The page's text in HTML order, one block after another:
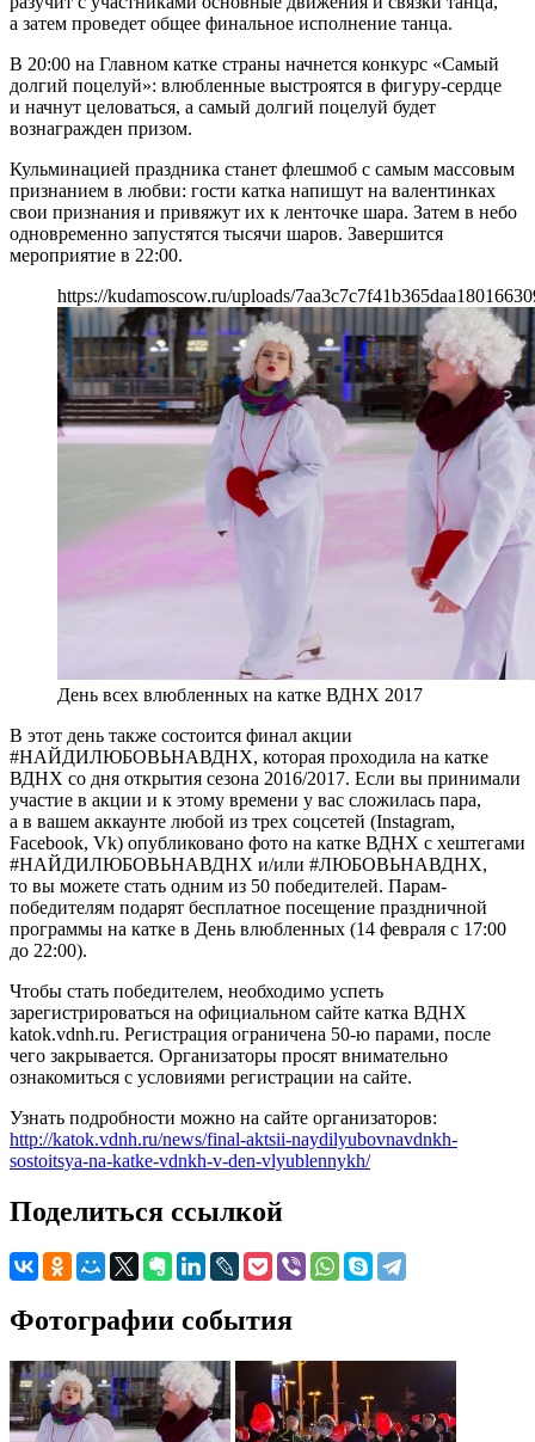
а затем проведет общее финальное исполнение танца.
В 20:00 на Главном катке страны начнется конкурс «Самый
долгий поцелуй»: влюбленные выстроятся в фигуру-сердце
и начнут целоваться, а самый долгий поцелуй будет
вознагражден призом.
Кульминацией праздника станет флешмоб с самым массовым
признанием в любви: гости катка напишут на валентинках
свои признания и привяжут их к ленточке шара. Затем в небо
одновременно запустятся тысячи шаров. Завершится
мероприятие в 22:00.
https://kudamoscow.ru/uploads/
День всех влюбленных на катке ВДНХ 2017
В этот день также состоится финал акции
#НАЙДИЛЮБОВЬНАВДНХ, которая проходила на катке
ВДНХ со дня открытия сезона 2016/2017. Если вы принимали
участие в акции и к этому времени у вас сложилась пара,
а в вашем аккаунте любой из трех соцсетей (Instagram,
Facebook, Vk) опубликовано фото на катке ВДНХ с хештегами
#НАЙДИЛЮБОВЬНАВДНХ и/или #ЛЮБОВЬНАВДНХ,
то вы можете стать одним из 50 победителей. Парам-
победителям подарят бесплатное посещение праздничной
программы на катке в День влюбленных (14 февраля с 17:00
до 22:00).
Чтобы стать победителем, необходимо успеть
зарегистрироваться на официальном сайте катка ВДНХ
katok.vdnh.ru. Регистрация ограничена 50-ю парами, после
чего закрывается. Организаторы просят внимательно
ознакомиться с условиями регистрации на сайте.
Узнать подробности можно на сайте организаторов:
http://katok.vdnh.ru/news/final-aktsii-naydilyubovnavdnkh-
sostoitsya-na-katke-vdnkh-v-den-vlyublennykh/
Поделиться ссылкой
Фотографии события